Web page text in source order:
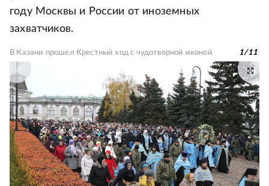
году Москвы и России от иноземных
захватчиков.
В Казани прошел Крестный ход с чудотворной иконой 1/11